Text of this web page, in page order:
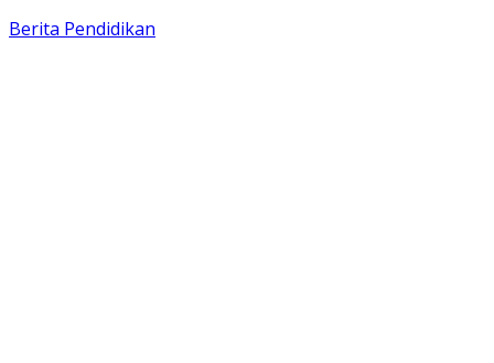
Berita Pendidikan